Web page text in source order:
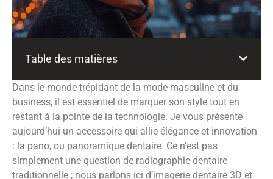
Table des matières
Dans le monde trépidant de la mode masculine et du
business, il est essentiel de marquer son style tout en
restant à la pointe de la technologie. Je vous présente
aujourd’hui un accessoire qui allie élégance et innovation
: la pano, ou panoramique dentaire. Ce n’est pas
simplement une question de radiographie dentaire
traditionnelle ; nous parlons ici d’imagerie dentaire 3D et